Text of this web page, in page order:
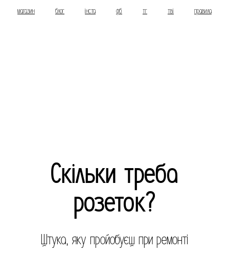
магазин блог інста фб тг тві правила
Скільки треба
розеток?
Штука, яку пройобуєш при ремонті